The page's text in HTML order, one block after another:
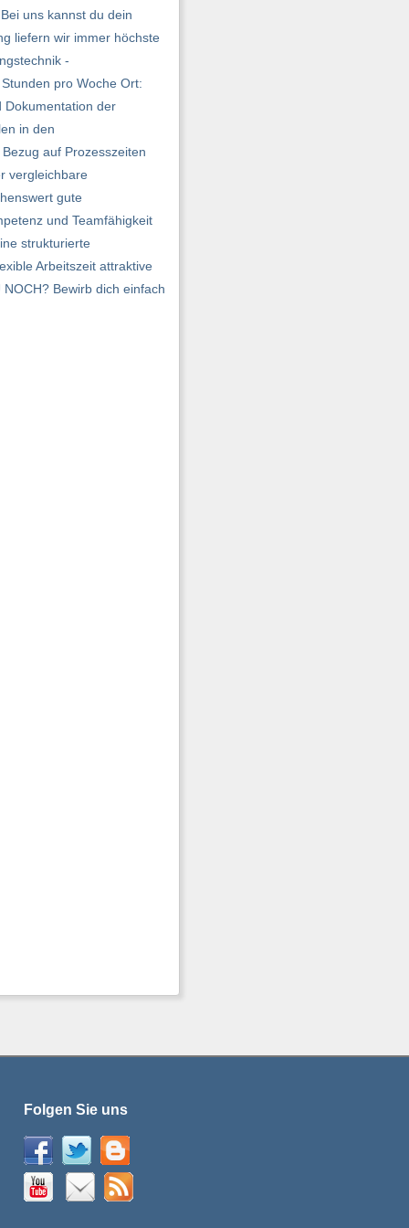
uns kannst du dein
liefern wir immer höchste
-
pro Woche Ort:
Dokumentation der
in den
auf Prozesszeiten
vergleichbare
gute
und Teamfähigkeit
strukturierte
Arbeitszeit attraktive
Bewirb dich einfach
Folgen Sie uns